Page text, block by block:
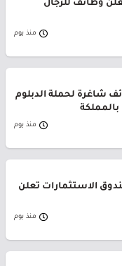
وظائف للرجال
منذ يوم
شاغرة لحملة الدبلوم
منذ يوم
الاستثمارات تعلن
منذ يوم